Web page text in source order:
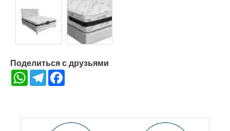
Поделиться с друзьями
WhatsAppTelegram